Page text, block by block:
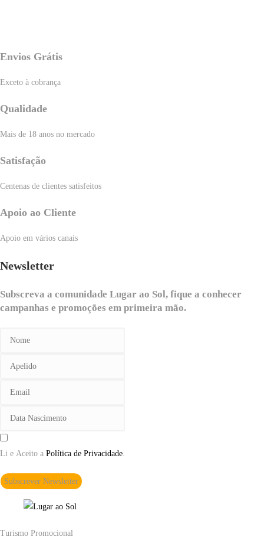
Envios Grátis
Exceto à cobrança
Qualidade
Mais de 18 anos no mercado
Satisfação
Centenas de clientes satisfeitos
Apoio ao Cliente
Apoio em vários canais
Newsletter
Subscreva a comunidade Lugar ao Sol, fique a conhecer
campanhas e promoções em primeira mão.
Li e Aceito a Política de Privacidade.
Subscrever Newsletter
Turismo Promocional